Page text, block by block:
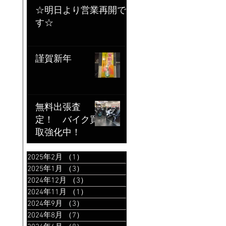
☆明日より営業再開で
す☆
謹賀新年
無料出張査
定！ バイク買
取強化中！
2025年2月 （1）
2025年1月
（3）
2024年12月
（3）
2024年11月
（1）
2024年9月
（3）
2024年8月
（7）